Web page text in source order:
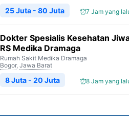
7 Jam yang
25 Juta - 80 Juta
Dokter Spesialis Kesehatan
RS Medika Dramaga
Rumah Sakit Medika Dramaga
Bogor, Jawa Barat
8 Jam yang
8 Juta - 20 Juta